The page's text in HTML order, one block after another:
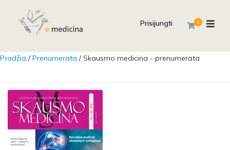
0
Prisijungti
Pradžia /Prenumerata / Skausmo medicina - prenumerata